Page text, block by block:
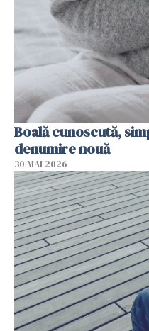
Boală cunoscută,
denumire nouă
30 MAI 2026